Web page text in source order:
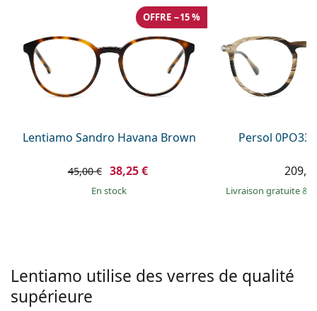
Prada
Toutes les marques
Lentiamo Sandro Havana Brown
OFFRE −15 %
45,00 € 38,25 €
en stock
Persol
Livraison gratuite&
Lentiamo utilise des verres de qualité
supérieure